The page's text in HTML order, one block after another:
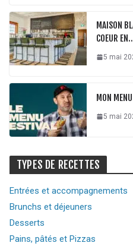
MAISON
COEUR
5 mai
MON
5 mai
TYPES DE RECETTES
Entrées et accompagnements
Brunchs et déjeuners
Desserts
Pains, pâtés et Pizzas